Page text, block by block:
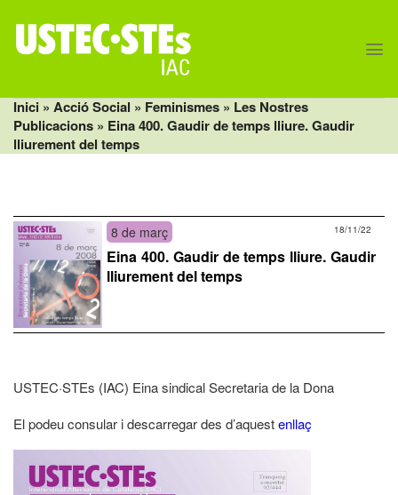
content
Inici » Acció Social » Feminismes » Les Nostres
Publicacions » Eina 400. Gaudir de temps lliure. Gaudir
lliurement del temps
8 de març 18/11/22
Eina 400. Gaudir de temps lliure. Gaudir
lliurement del temps
USTEC·STEs (IAC) Eina sindical Secretaria de la Dona
El podeu consular i descarregar des d’aquestenllaç